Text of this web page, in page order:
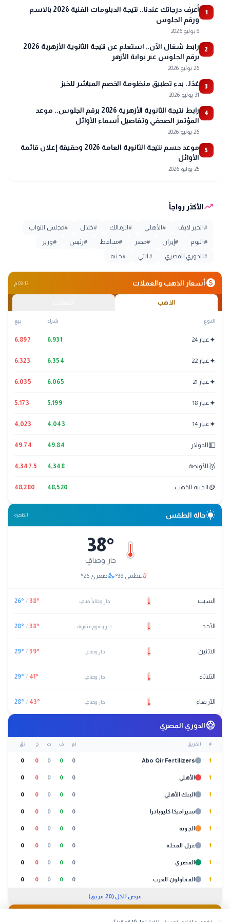
1
أعرف درجاتك عندنا.. نتيجة الدبلومات الفنية 2026 بالاسم
ورقم الجلوس
8 يوليو 2026
2
رابط شغال الآن.. استعلم عن نتيجة الثانوية الأزهرية 2026
برقم الجلوس عبر بوابة الأزهر
26 يوليو 2026
3 غدًا.. بدء تطبيق منظومة الخصم المباشر للخبز
31 يوليو 2026
4
رابط نتيجة الثانوية الأزهرية 2026 برقم الجلوس.. موعد
المؤتمر الصحفي وتفاصيل أسماء الأوائل
26 يوليو 2026
5
موعد حسم نتيجة الثانوية العامة 2026 وحقيقة إعلان قائمة
الأوائل
25 يوليو 2026
trending_upالأكثر رواجاً
# الخبر لايف #الأهلي #الزمالك #خلال #مجلس النواب
# اليوم # إيران #مصر #محافظ #رئيس #وزير
# الدوري المصري # التي #جنيه
monetization_onأسعار الذهب والعملات 03:13 م
الذهب
النوع شراء بيع
✦عيار 24 6,931
6,897
✦عيار 22 6,354
6,323
✦عيار 21 6,065
6,035
✦عيار 18 5,199
5,173
✦عيار 14 4,043
4,023
💵 الدولار 49.84
49.74
🥇 الأونصة 4,348
4,347.5
🪙 الجنيه الذهب 48,520
48,280
wb_sunnyحالة الطقس القاهرة
38°
حار وصافٍ
thermostatعظمى 38
°
nights_stayصغرى 26
°
السبت حار وغالباً صافٍ 38°
/
26°
الأحد حار وغيوم متفرقة 38°
/
28°
الاثنين حار وصافٍ 39°
/
29°
الثلاثاء حار وصافٍ 41°
/
29°
الأربعاء حار وصافٍ 43°
/
28°
sports_soccerالدوري المصري
# الفريق لع ف ت خ نق
1
Abo Qir Fertilizers
0
0
0
0
0
1 الأهلي 0
0
0
0
0
1 البنك الأهلي 0
0
0
0
0
1 سيراميكا كليوباترا 0
0
0
0
0
1 الجونة 0
0
0
0
0
1 غزل المحلة 0
0
0
0
0
1 المصري 0
0
0
0
0
1 المقاولون العرب 0
0
0
0
0
عرض الكل (20 فريق)
🐔 بورصة الدواجن